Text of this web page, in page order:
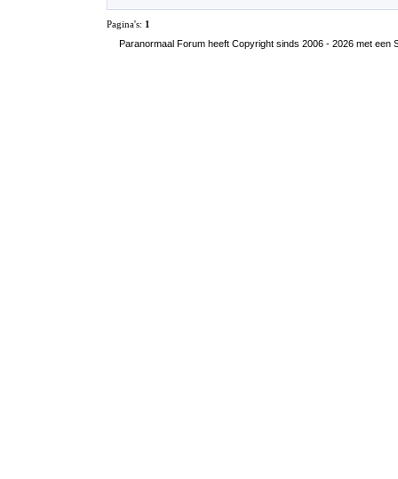
Pagina's: 1
Paranormaal Forum heeft Copyright sinds 2006 - 2026 met een